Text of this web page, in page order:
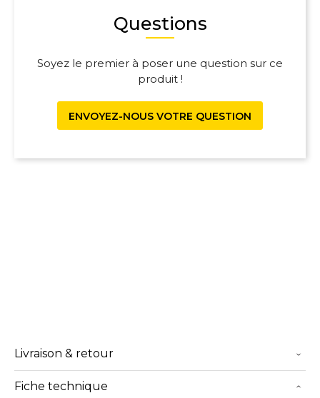
Questions
Soyez le premier à poser une question sur ce
produit !
ENVOYEZ-NOUS VOTRE QUESTION
Livraison & retour
Fiche technique